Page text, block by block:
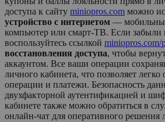
доступа к сайту miniopros.com можно
устройство с интернетом —
компьютер или смарт-ТВ. Если забыли
воспользуйтесь ссылкой miniopros.com/
восстановления доступа, чтобы
аккаунтом. Все ваши операции
личного кабинета, что позволяет легко
операции и платежи. Безопасность
двухфакторной аутентификацией и
кабинете также можно обратиться в
онлайн-чат для оперативного